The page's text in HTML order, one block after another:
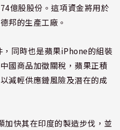
億股股份。這項資金將用於
邦的生產工廠。
同時也是蘋果iPhone的組裝
國商品加徵關稅，蘋果正積
減輕供應鏈風險及潛在的成
加快其在印度的製造步伐，並